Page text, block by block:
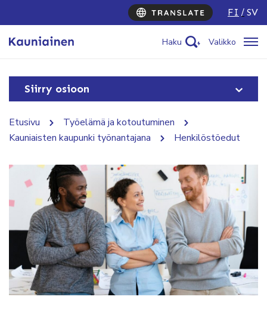
FI SV
Haku Valikko
Siirry osioon
Etusivu
Työelämä ja kotoutuminen
Kauniaisten kaupunki työnantajana
Henkilöstöedut